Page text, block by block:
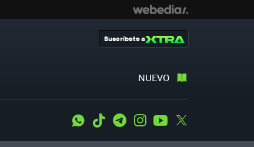
NUEVO
Suscríbete a
WhatsApp
Tiktok TelegramInstagramYoutube